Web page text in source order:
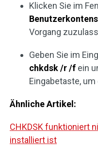
Klicken Sie im
Vorgang
Geben Sie im
chkdsk /r /f ein
Eingabetaste,
Ähnliche Artikel:
CHKDSK funktioniert
installiert ist